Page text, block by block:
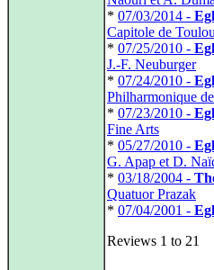
* 07/03/2014 -
Capitole de
* 07/25/2010 -
J.-F. Neuburger
* 07/24/2010 -
Philharmonique
* 07/23/2010 -
Fine Arts
* 05/27/2010 -
G. Apap et D.
* 03/18/2004 -
Quatuor Prazak
* 07/04/2001 -
Reviews 1 to 21